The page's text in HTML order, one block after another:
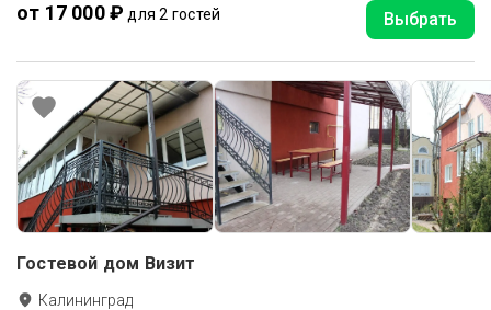
от 17 000 ₽ для 2 гостей Выбрать
Гостевой дом Визит
Калининград